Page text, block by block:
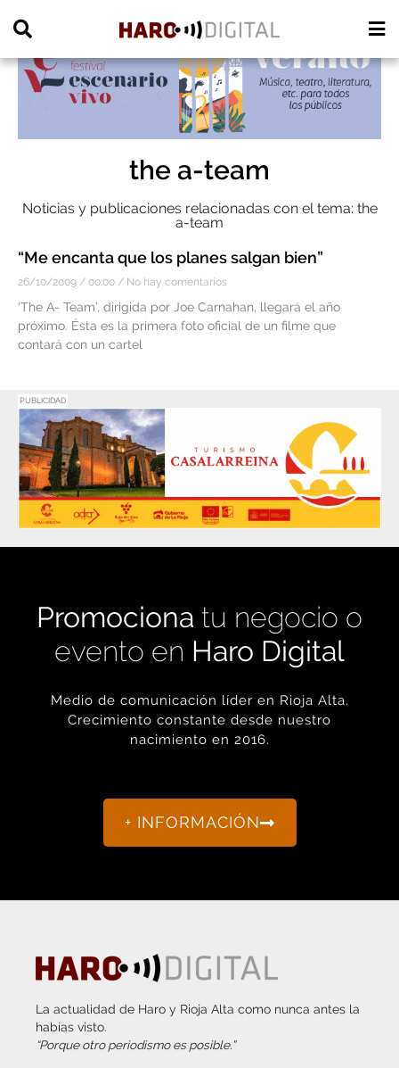
the a-team
Noticias y publicaciones relacionadas con el tema: the
a-team
“Me encanta que los planes salgan bien”
26/10/2009 00:00 No hay comentarios
‘The A- Team’, dirigida por Joe Carnahan, llegará el año
próximo. Ésta es la primera foto oficial de un filme que
contará con un cartel
PUBLICIDAD
Promociona tu negocio o
evento en Haro Digital
Medio de comunicación líder en Rioja Alta.
Crecimiento constante desde nuestro
nacimiento en 2016.
+ INFORMACIÓN
La actualidad de Haro y Rioja Alta como nunca antes la
habías visto.
“Porque otro periodismo es posible.”